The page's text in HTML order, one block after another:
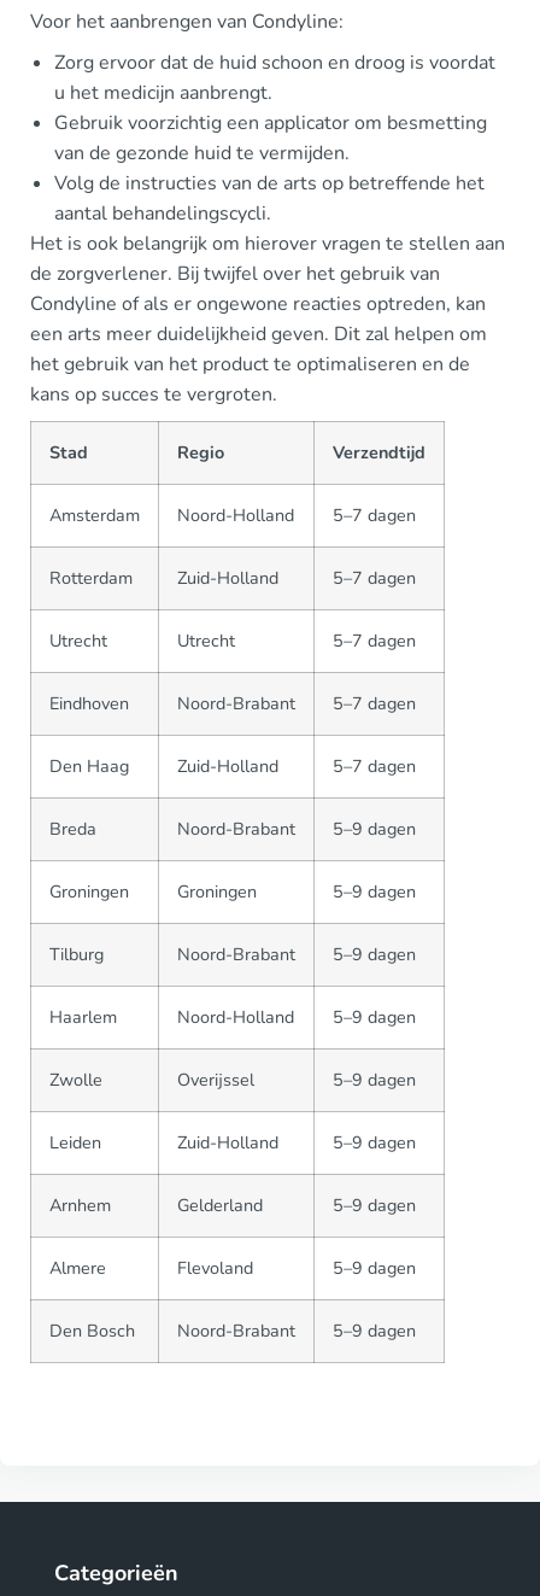
Voor het aanbrengen van Condyline:
Zorg ervoor dat de huid schoon en droog is voordat
u het medicijn aanbrengt.
Gebruik voorzichtig een applicator om besmetting
van de gezonde huid te vermijden.
Volg de instructies van de arts op betreffende het
aantal behandelingscycli.
Het is ook belangrijk om hierover vragen te stellen aan
de zorgverlener. Bij twijfel over het gebruik van
Condyline of als er ongewone reacties optreden, kan
een arts meer duidelijkheid geven. Dit zal helpen om
het gebruik van het product te optimaliseren en de
kans op succes te vergroten.
Stad Regio Verzendtijd
Amsterdam Noord-Holland 5–7 dagen
Rotterdam Zuid-Holland 5–7 dagen
Utrecht Utrecht 5–7 dagen
Eindhoven Noord-Brabant 5–7 dagen
Den Haag Zuid-Holland 5–7 dagen
Breda Noord-Brabant 5–9 dagen
Groningen Groningen 5–9 dagen
Tilburg Noord-Brabant 5–9 dagen
Haarlem Noord-Holland 5–9 dagen
Zwolle Overijssel 5–9 dagen
Leiden Zuid-Holland 5–9 dagen
Arnhem Gelderland 5–9 dagen
Almere Flevoland 5–9 dagen
Den Bosch Noord-Brabant 5–9 dagen
Categorieën